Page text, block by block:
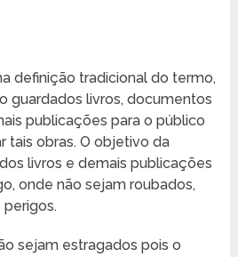
definição tradicional do termo,
guardados livros, documentos
publicações para o público
tais obras. O objetivo da
livros e demais publicações
onde não sejam roubados,
sejam estragados pois o